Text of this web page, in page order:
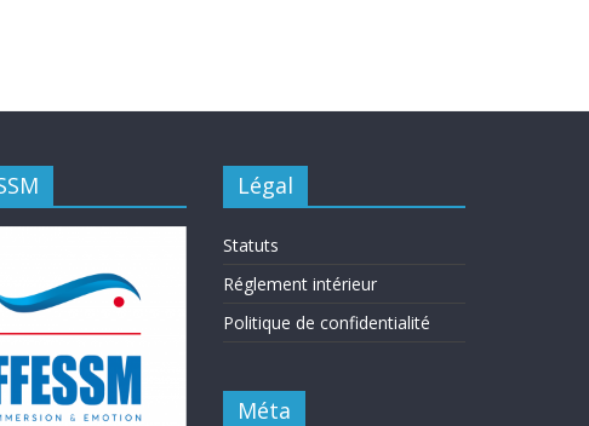
Légal
Statuts
Réglement intérieur
Politique de confidentialité
Méta